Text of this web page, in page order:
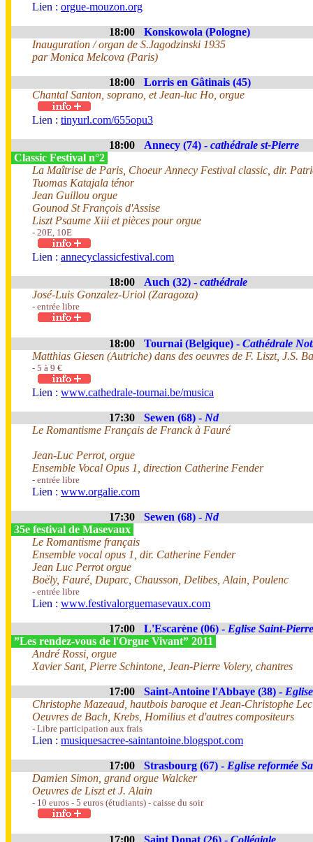
Lien : orgue-mouzon.org
18:00
Konskowola (Pologne)
Inauguration / organ de S.Jagodzinski 1935
par Monica Melcova (Paris)
18:00
Lorris en Gâtinais (45)
Chantal Santon, soprano, et Jean-luc Ho, orgue
Lien : tinyurl.com/655opu3
18:00 Annecy (74) - cathédrale st-Pierre
Classic Festival n°2
La Maîtrise de Paris, Choeur Annecy Festival classic, dir.
Tuomas Katajala ténor
Jean Guillou orgue
Gounod St François d'Assise
Liszt Psaume Xiii et pièces pour orgue
- 20E, 10E
Lien : annecyclassicfestival.com
18:00 Auch (32) - cathédrale
José-Luis Gonzalez-Uriol (Zaragoza)
- entrée libre
18:00 Tournai (Belgique) - Cathédrale
Matthias Giesen (Autriche) dans des oeuvres de F. Liszt, J.S.
- 5 à 9 €
Lien : www.cathedrale-tournai.be/musica
17:30 Sewen (68) - Nd
Le Romantisme Français de Franck à Fauré
Jean-Luc Perrot, orgue
Ensemble Vocal Opus 1, direction Catherine Fender
- entrée libre
Lien : www.orgalie.com
17:30 Sewen (68) - Nd
35e festival de Masevaux
Le Romantisme français
Ensemble vocal opus 1, dir. Catherine Fender
Jean Luc Perrot orgue
Boëly, Fauré, Duparc, Chausson, Delibes, Alain, Poulenc
- entrée libre
Lien : www.festivalorguemasevaux.com
17:00 L'Escarène (06) - Eglise Saint-
”Les rendez-vous de l'Orgue Vivant” 2011
André Rossi, orgue
Xavier Sant, Pierre Schintone, Jean-Pierre Volery, chantres
17:00 Saint-Antoine l'Abbaye (38) -
Christophe Mazeaud, hautbois baroque et Jean-Christophe
Oeuvres de Bach, Krebs, Homilius et d'autres compositeurs
- Libre participation aux frais
Lien : musiquesacree-saintantoine.blogspot.com
17:00 Strasbourg (67) - Eglise reformée
Damien Simon, grand orgue Walcker
Oeuvres de Liszt et J. Alain
- 10 euros - 5 euros (étudiants) - caisse du soir
17:00 Saint Donat (26) - Collégiale